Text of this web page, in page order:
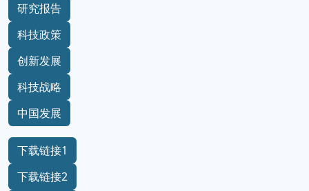
研究报告
科技政策
创新发展
科技战略
中国发展
下载链接1
下载链接2